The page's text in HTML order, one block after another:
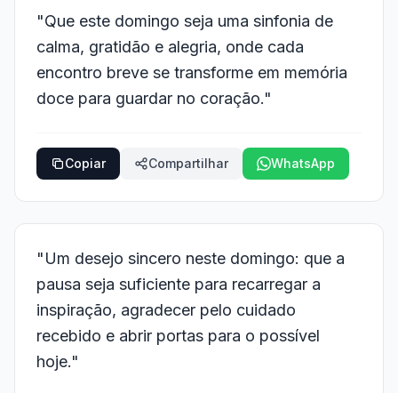
"Que este domingo seja uma sinfonia de
calma, gratidão e alegria, onde cada
encontro breve se transforme em memória
doce para guardar no coração."
Copiar Compartilhar WhatsApp
"Um desejo sincero neste domingo: que a
pausa seja suficiente para recarregar a
inspiração, agradecer pelo cuidado
recebido e abrir portas para o possível
hoje."